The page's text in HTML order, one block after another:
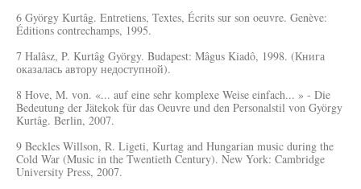
6 György Kurtâg. Entretiens, Textes, Écrits sur son oeuvre. Genève:
Éditions contrechamps, 1995.
7 Halâsz, P. Kurtâg György. Budapest: Mâgus Kiadô, 1998. (Книга
оказалась автору недоступной).
8 Hove, M. von. «... auf eine sehr komplexe Weise einfach... » - Die
Bedeutung der Jätekok für das Oeuvre und den Personalstil von György
Kurtâg. Berlin, 2007.
9 Beckles Willson, R. Ligeti, Kurtag and Hungarian music during the
Cold War (Music in the Twentieth Century). New York: Cambridge
University Press, 2007.